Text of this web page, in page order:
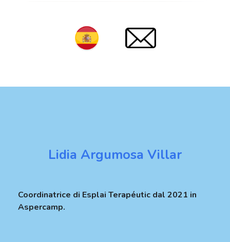
Lidia Argumosa Villar
Coordinatrice di Esplai Terapéutic dal 2021 in
Aspercamp.